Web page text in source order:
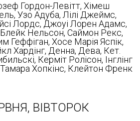
Гордон-Левітт, Хімеш
Узо Адуба, Лілі Джеймс,
Лордс, Джоуі Лорен Адамс,
Нельсон, Саймон Рекс,
Геффіган, Хосе Марія Яспік,
Хардінг, Денна, Дева, Кет.
Керміт Ролісон, Інглінг
Хопкінс, Клейтон Френк
ВІВТОРОК